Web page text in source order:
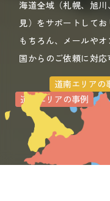
海道全域（札幌、旭
見）をサポートしてお
もちろん、メールや
国からのご依頼に対応
道北エリアの事例
道央エリアの事例
道南エリアの